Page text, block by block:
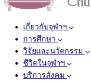
เกี่ยวกับจุฬาฯ
การศึกษา
วิจัยและนวัตกรรม
ชีวิตในจุฬาฯ
บริการสังคม